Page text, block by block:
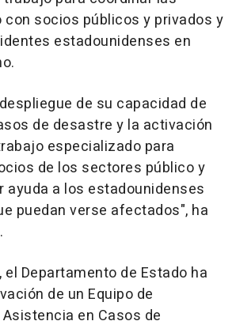
con socios públicos y privados y
estadounidenses en
de su capacidad de
de desastre y la activación
especializado para
de los sectores público y
ayuda a los estadounidenses
puedan verse afectados", ha
el Departamento de Estado ha
de un Equipo de
en Casos de